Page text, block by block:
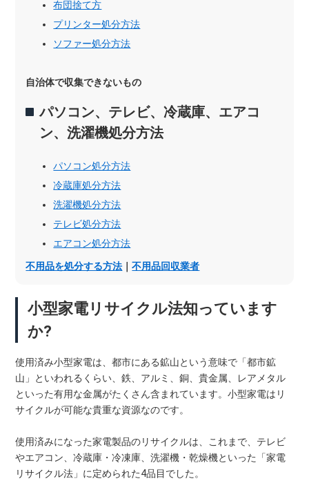
布団捨て方
プリンター処分方法
ソファー処分方法
自治体で収集できないもの
パソコン、テレビ、冷蔵庫、エアコ
ン、洗濯機処分方法
パソコン処分方法
冷蔵庫処分方法
洗濯機処分方法
テレビ処分方法
エアコン処分方法
不用品を処分する方法 ｜不用品回収業者
小型家電リサイクル法知っています
か?
使用済み小型家電は、都市にある鉱山という意味で「都市鉱
山」といわれるくらい、鉄、アルミ、銅、貴金属、レアメタル
といった有用な金属がたくさん含まれています。小型家電はリ
サイクルが可能な貴重な資源なのです。
使用済みになった家電製品のリサイクルは、これまで、テレビ
やエアコン、冷蔵庫・冷凍庫、洗濯機・乾燥機といった「家電
リサイクル法」に定められた4品目でした。